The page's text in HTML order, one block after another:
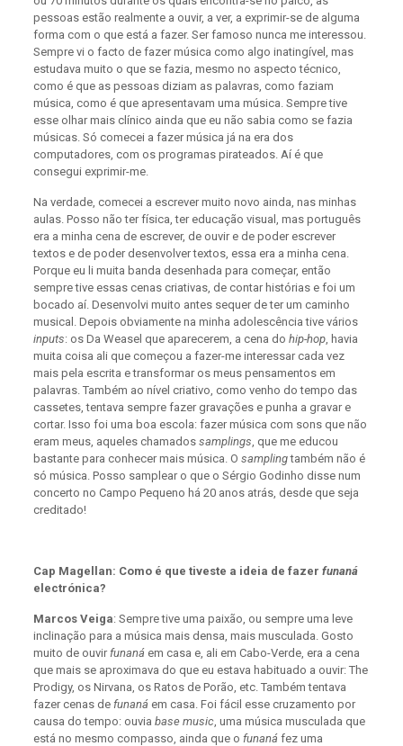
pessoas estão realmente a ouvir, a ver, a exprimir-se de alguma
forma com o que está a fazer. Ser famoso nunca me interessou.
Sempre vi o facto de fazer música como algo inatingível, mas
estudava muito o que se fazia, mesmo no aspecto técnico,
como é que as pessoas diziam as palavras, como faziam
música, como é que apresentavam uma música. Sempre tive
esse olhar mais clínico ainda que eu não sabia como se fazia
músicas. Só comecei a fazer música já na era dos
computadores, com os programas pirateados. Aí é que
consegui exprimir-me.
Na verdade, comecei a escrever muito novo ainda, nas minhas
aulas. Posso não ter física, ter educação visual, mas português
era a minha cena de escrever, de ouvir e de poder escrever
textos e de poder desenvolver textos, essa era a minha cena.
Porque eu li muita banda desenhada para começar, então
sempre tive essas cenas criativas, de contar histórias e foi um
bocado aí. Desenvolvi muito antes sequer de ter um caminho
musical. Depois obviamente na minha adolescência tive vários
inputs: os Da Weasel que aparecerem, a cena do hip-hop, havia
muita coisa ali que começou a fazer-me interessar cada vez
mais pela escrita e transformar os meus pensamentos em
palavras. Também ao nível criativo, como venho do tempo das
cassetes, tentava sempre fazer gravações e punha a gravar e
cortar. Isso foi uma boa escola: fazer música com sons que não
eram meus, aqueles chamados samplings , que me educou
bastante para conhecer mais música. O samplingtambém não é
só música. Posso samplear o que o Sérgio Godinho disse num
concerto no Campo Pequeno há 20 anos atrás, desde que seja
creditado!
Cap Magellan: Como é que tiveste a ideia de fazer funaná
electrónica?
Marcos Veiga: Sempre tive uma paixão, ou sempre uma leve
inclinação para a música mais densa, mais musculada. Gosto
muito de ouvirfunanáem casa e, ali em Cabo-Verde, era a cena
que mais se aproximava do que eu estava habituado a ouvir: The
Prodigy, os Nirvana, os Ratos de Porão, etc. Também tentava
fazer cenas de funaná em casa. Foi fácil esse cruzamento por
causa do tempo: ouvia base music , uma música musculada que
está no mesmo compasso, ainda que o funaná fez uma